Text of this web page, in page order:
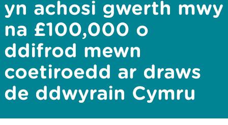
yn achosi gwerth mwy
na £100,000 o
ddifrod mewn
coetiroedd ar draws
de ddwyrain Cymru